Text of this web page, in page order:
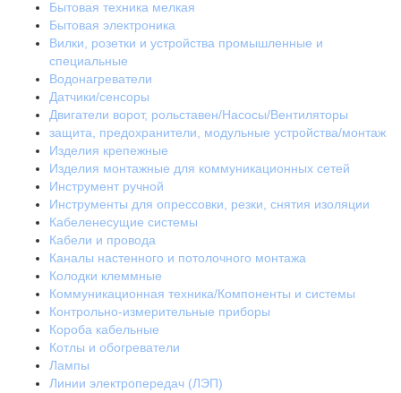
Бытовая техника мелкая
Бытовая электроника
Вилки, розетки и устройства промышленные и
специальные
Водонагреватели
Датчики/сенсоры
Двигатели ворот, рольставен/Насосы/Вентиляторы
защита, предохранители, модульные устройства/монтаж
Изделия крепежные
Изделия монтажные для коммуникационных сетей
Инструмент ручной
Инструменты для опрессовки, резки, снятия изоляции
Кабеленесущие системы
Кабели и провода
Каналы настенного и потолочного монтажа
Колодки клеммные
Коммуникационная техника/Компоненты и системы
Контрольно-измерительные приборы
Короба кабельные
Котлы и обогреватели
Лампы
Линии электропередач (ЛЭП)